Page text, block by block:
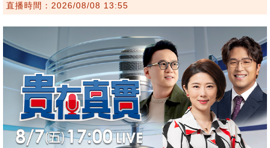
直播時間：2026/08/08 13:55